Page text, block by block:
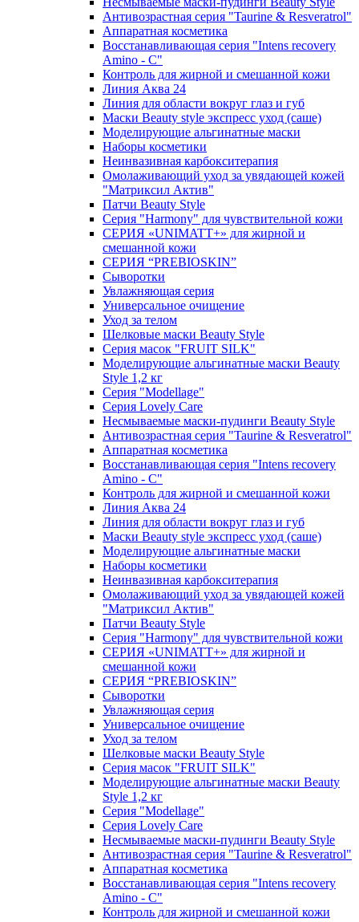
Антивозрастная серия "Taurine & Resveratrol"
Аппаратная косметика
Восстанавливающая серия "Intens recovery
Amino - C"
Контроль для жирной и смешанной кожи
Линия Аква 24
Линия для области вокруг глаз и губ
Маски Beauty style экспресс уход (саше)
Моделирующие альгинатные маски
Наборы косметики
Неинвазивная карбокситерапия
Омолаживающий уход за увядающей кожей
"Матриксил Актив"
Патчи Beauty Style
Серия "Harmony" для чувствительной кожи
СЕРИЯ «UNIMATT+» для жирной и
смешанной кожи
СЕРИЯ “PREBIOSKIN”
Сыворотки
Увлажняющая серия
Универсальное очищение
Уход за телом
Шелковые маски Beauty Style
Серия масок "FRUIT SILK"
Моделирующие альгинатные маски Beauty
Style 1,2 кг
Серия "Modellage"
Cерия Lovely Care
Несмываемые маски-пудинги Beauty Style
Антивозрастная серия "Taurine & Resveratrol"
Аппаратная косметика
Восстанавливающая серия "Intens recovery
Amino - C"
Контроль для жирной и смешанной кожи
Линия Аква 24
Линия для области вокруг глаз и губ
Маски Beauty style экспресс уход (саше)
Моделирующие альгинатные маски
Наборы косметики
Неинвазивная карбокситерапия
Омолаживающий уход за увядающей кожей
"Матриксил Актив"
Патчи Beauty Style
Серия "Harmony" для чувствительной кожи
СЕРИЯ «UNIMATT+» для жирной и
смешанной кожи
СЕРИЯ “PREBIOSKIN”
Сыворотки
Увлажняющая серия
Универсальное очищение
Уход за телом
Шелковые маски Beauty Style
Серия масок "FRUIT SILK"
Моделирующие альгинатные маски Beauty
Style 1,2 кг
Серия "Modellage"
Cерия Lovely Care
Несмываемые маски-пудинги Beauty Style
Антивозрастная серия "Taurine & Resveratrol"
Аппаратная косметика
Восстанавливающая серия "Intens recovery
Amino - C"
Контроль для жирной и смешанной кожи